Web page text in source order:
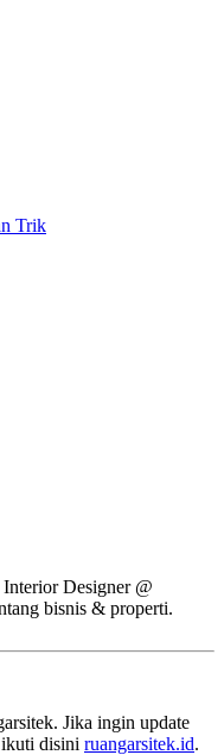
Trik
Designer @
bisnis & properti.
Jika ingin update
ikuti disini ruangarsitek.id.